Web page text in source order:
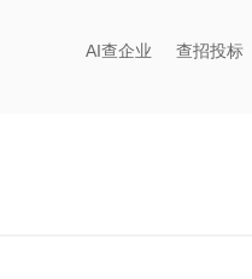
AI查企业 查招投标